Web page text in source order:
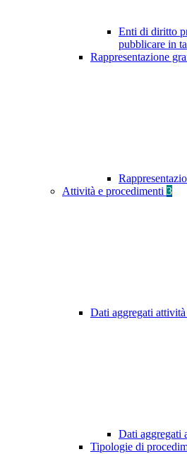
Enti di diritto
pubblicare in
Rappresentazione
Attività e procedimenti 3
Dati aggregati
Dati aggregati
Tipologie di